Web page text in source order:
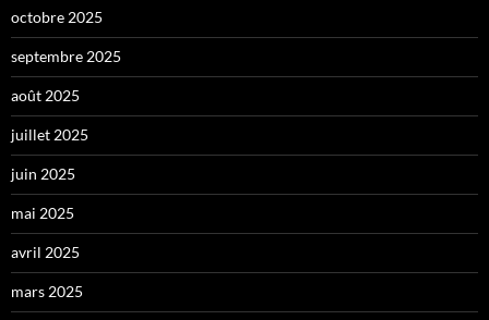
octobre 2025
septembre 2025
août 2025
juillet 2025
juin 2025
mai 2025
avril 2025
mars 2025